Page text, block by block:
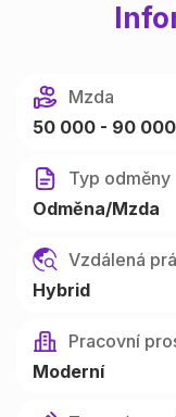
Mzda
50 000 - 90
Typ odměny
Odměna/Mzda
Vzdálená
Hybrid
Pracovní
Moderní